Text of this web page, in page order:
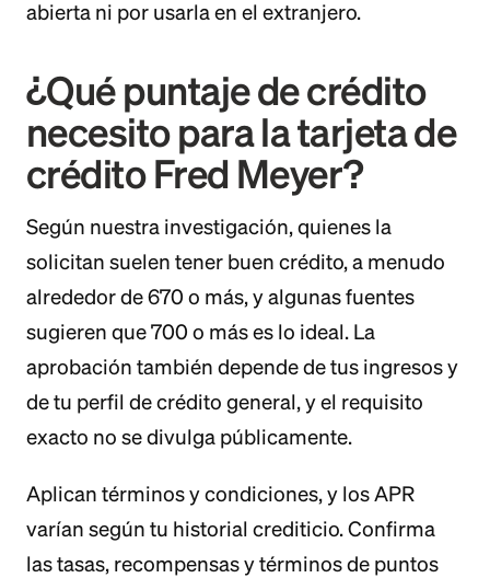
abierta ni por usarla en el extranjero.
¿Qué puntaje de crédito
necesito para la tarjeta de
crédito Fred Meyer?
Según nuestra investigación, quienes la
solicitan suelen tener buen crédito, a menudo
alrededor de 670 o más, y algunas fuentes
sugieren que 700 o más es lo ideal. La
aprobación también depende de tus ingresos y
de tu perfil de crédito general, y el requisito
exacto no se divulga públicamente.
Aplican términos y condiciones, y los APR
varían según tu historial crediticio. Confirma
las tasas, recompensas y términos de puntos